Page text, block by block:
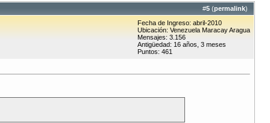
#5 (permalink)
Fecha de Ingreso: abril-2010
Ubicación: Venezuela Maracay Aragua
Mensajes: 3.156
Antigüedad: 16 años, 3 meses
Puntos: 461